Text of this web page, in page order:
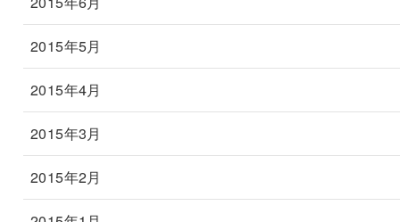
2015年5月
2015年4月
2015年3月
2015年2月